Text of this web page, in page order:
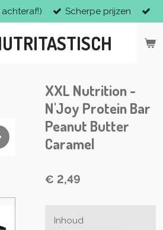
Scherpe prijzen
XXL Nutrition -
N'Joy Protein Bar
Peanut Butter
Caramel
€ 2,49
Inhoud